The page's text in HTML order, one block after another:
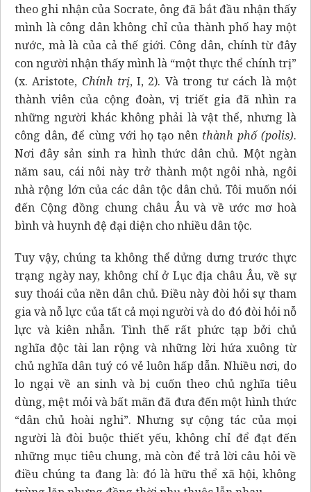
theo ghi nhận của Socrate, ông đã bắt đầu nhận thấy
mình là công dân không chỉ của thành phố hay một
nước, mà là của cả thế giới. Công dân, chính từ đây
con người nhận thấy mình là “một thực thể chính trị”
(x. Aristote, Chính trị, I, 2). Và trong tư cách là một
thành viên của cộng đoàn, vị triết gia đã nhìn ra
những người khác không phải là vật thể, nhưng là
công dân, để cùng với họ tạo nên thành phố (polis).
Nơi đây sản sinh ra hình thức dân chủ. Một ngàn
năm sau, cái nôi này trở thành một ngôi nhà, ngôi
nhà rộng lớn của các dân tộc dân chủ. Tôi muốn nói
đến Cộng đồng chung châu Âu và về ước mơ hoà
bình và huynh đệ đại diện cho nhiều dân tộc.
Tuy vậy, chúng ta không thể dửng dưng trước thực
trạng ngày nay, không chỉ ở Lục địa châu Âu, về sự
suy thoái của nền dân chủ. Điều này đòi hỏi sự tham
gia và nỗ lực của tất cả mọi người và do đó đòi hỏi nỗ
lực và kiên nhẫn. Tình thế rất phức tạp bởi chủ
nghĩa độc tài lan rộng và những lời hứa xuông từ
chủ nghĩa dân tuý có vẻ luôn hấp dẫn. Nhiều nơi, do
lo ngại về an sinh và bị cuốn theo chủ nghĩa tiêu
dùng, mệt mỏi và bất mãn đã đưa đến một hình thức
“dân chủ hoài nghi”. Nhưng sự cộng tác của mọi
người là đòi buộc thiết yếu, không chỉ để đạt đến
những mục tiêu chung, mà còn để trả lời câu hỏi về
điều chúng ta đang là: đó là hữu thể xã hội, không